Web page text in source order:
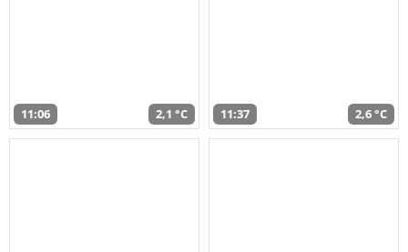
11:06 2,1 °C 11:37 2,6 °C